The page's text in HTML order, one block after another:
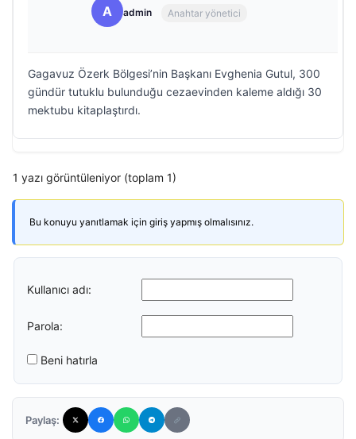
A admin Anahtar yönetici
Gagavuz Özerk Bölgesi’nin Başkanı Evghenia Gutul, 300
gündür tutuklu bulunduğu cezaevinden kaleme aldığı 30
mektubu kitaplaştırdı.
1 yazı görüntüleniyor (toplam 1)
Bu konuyu yanıtlamak için giriş yapmış olmalısınız.
Kullanıcı adı:
Parola:
Beni hatırla
Paylaş: